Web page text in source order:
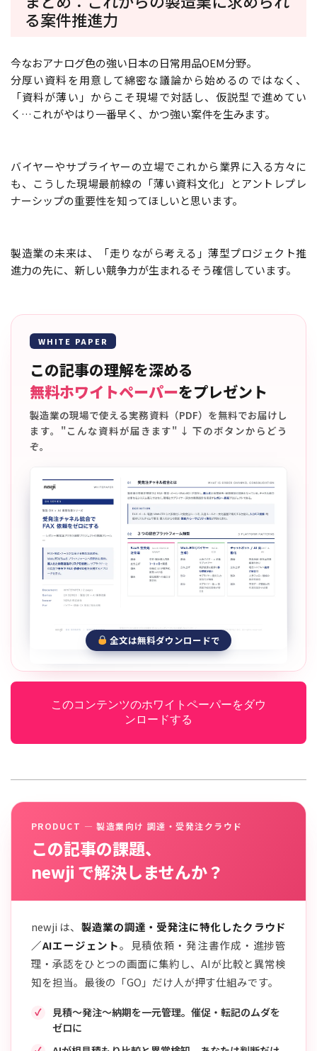
る案件推進力
今なおアナログ色の強い日本の日常用品OEM分野。
分厚い資料を用意して綿密な議論から始めるのではなく、
「資料が薄い」からこそ現場で対話し、仮説型で進めてい
く…これがやはり一番早く、かつ強い案件を生みます。
バイヤーやサプライヤーの立場でこれから業界に入る方々に
も、こうした現場最前線の「薄い資料文化」とアントレプレ
ナーシップの重要性を知ってほしいと思います。
製造業の未来は、「走りながら考える」薄型プロジェクト推
進力の先に、新しい競争力が生まれる――そう確信しています。
WHITE PAPER
この記事の理解を深める
無料ホワイトペーパーをプレゼント
製造業の現場で使える実務資料（PDF）を無料でお届けし
ます。"こんな資料が届きます" ↓ 下のボタンからどう
ぞ。
全文は無料ダウンロードで
このコンテンツのホワイトペーパーをダウ
ンロードする
PRODUCT — 製造業向け 調達・受発注クラウド
この記事の課題、
newji で解決しませんか？
newji は、 製造業の調達・受発注に特化したクラウド
／AIエージェント。見積依頼・発注書作成・進捗管
理・承認をひとつの画面に集約し、AIが比較と異常検
知を担当。最後の「GO」だけ人が押す仕組みです。
見積〜発注〜納期を一元管理。催促・転記のムダを
ゼロに